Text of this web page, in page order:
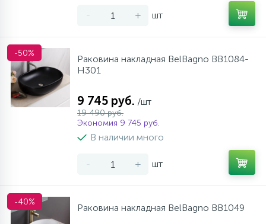
- + шт
-50%
Раковина накладная BelBagno BB1084-
H301
9 745 руб. /шт
19 490 руб.
Экономия 9 745 руб.
В наличии много
- + шт
-40%
Раковина накладная BelBagno BB1049